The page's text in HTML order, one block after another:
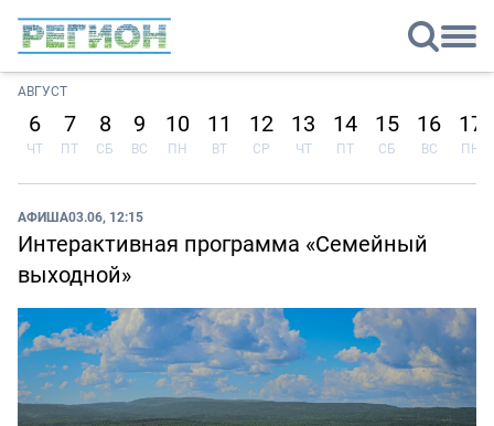
АВГУСТ
6
ЧТ
7
ПТ
8
СБ
9
ВС
10
ПН
11
ВТ
12
СР
13
ЧТ
14
ПТ
15
СБ
16
ВС
17
ПН
АФИША03.06, 12:15
Интерактивная программа «Семейный
выходной»